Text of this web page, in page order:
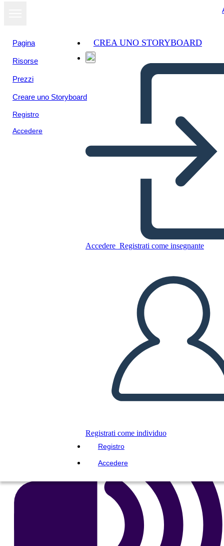
Pagina
Risorse
Prezzi
Creare uno Storyboard
Registro
Accedere
CREA UNO STORYBOARD
Accedere Registrati come insegnante
Registrati come individuo
Registro
Accedere
La inteligencia emocional -
Daniel Goleman
Copia questo Storyboard
CREARE UNO STORYBOARD
RIPRODURRE LA PRESENTAZIONE
Visualizza
come